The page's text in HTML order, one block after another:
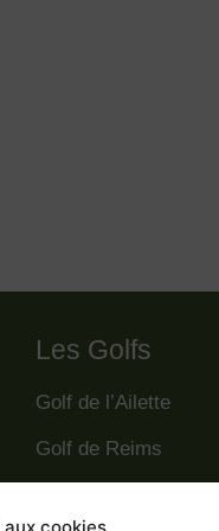
Les Golfs
Golf de l’Ailette
Golf de Reims